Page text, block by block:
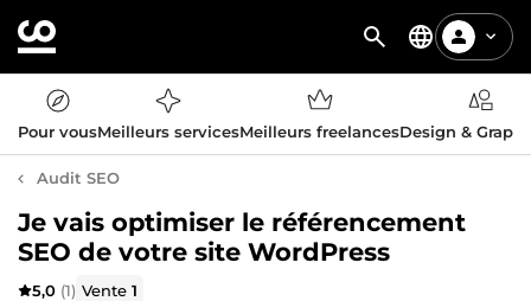
Pour vousMeilleurs servicesMeilleurs freelancesDesign &
Audit SEO
Je vais optimiser le référencement
SEO de votre site WordPress
5,0 (1) Vente1